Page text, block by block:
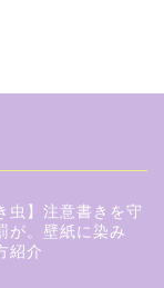
虫】注意書きを守
が。壁紙に染み
紹介